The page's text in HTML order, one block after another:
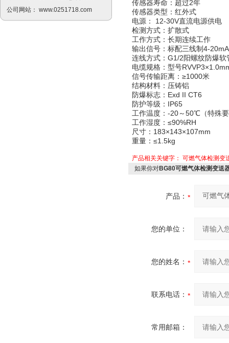
公司网站： www.0251718.com
传感器寿命：超过2年
传感器类型：红外式
电源： 12-30V直流电源供电
检测方式：扩散式
工作方式：长期连续工作
输出信号：标配三线制4-
连线方式：G1/2阳螺纹防爆软
电缆规格：型号
信号传输距离：≥1000米
结构材料：压铸铝
防爆标志：Exd II CT6
防护等级：IP65
工作温度：-20～50℃（特殊
工作湿度：≤90%RH
尺寸：183×143×107mm
重量：≤1.5kg
产品相关关键字： 可燃气体检测变
如果你对BG80可燃气体检测变送
产品：
您的单位：
您的姓名：
联系电话：
常用邮箱：